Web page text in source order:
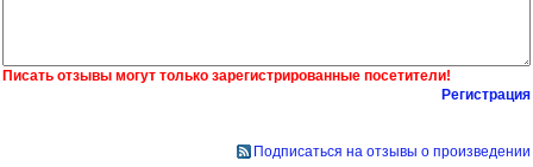
Писать отзывы могут только зарегистрированные посетители!
Регистрация
Подписаться на отзывы о произведении